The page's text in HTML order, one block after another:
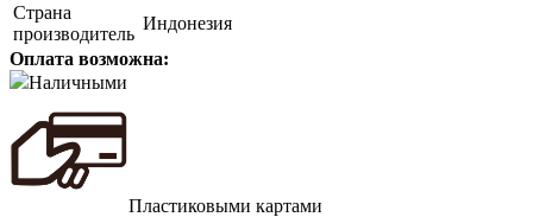
Страна
производитель
Индонезия
Оплата возможна:
Наличными
Пластиковыми картами